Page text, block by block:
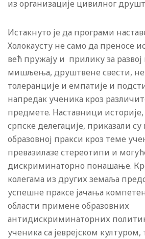
из организације цивилног
Истакнуто је да програми
Холокаусту не само да преносе
већ пружају и прилику за
мишљења, друштвене свести,
толеранције и емпатије и
напредак ученика кроз
предмете. Наставници историје,
српске делегације, приказали су
образовној пракси кроз теме
превазилазе стереотипи и
дискриминаторно понашање.
колегама из других земаља
успешне праксе јачања
области примене образовних
антидискриминаторних
ученика са јеврејском